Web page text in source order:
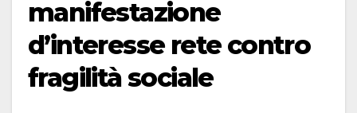
manifestazione
d’interesse rete contro
fragilità sociale